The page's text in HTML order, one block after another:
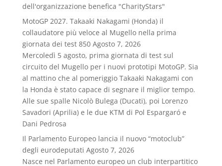
dell'organizzazione benefica "CharityStars"
MotoGP 2027. Takaaki Nakagami (Honda) il
collaudatore più veloce al Mugello nella prima
giornata dei test 850 Agosto 7, 2026
Mercoledì 5 agosto, prima giornata di test sul
circuito del Mugello per i nuovi prototipi MotoGP. Sia
al mattino che al pomeriggio Takaaki Nakagami con
la Honda è stato capace di segnare il miglior tempo.
Alle sue spalle Nicolò Bulega (Ducati), poi Lorenzo
Savadori (Aprilia) e le due KTM di Pol Espargaró e
Dani Pedrosa
Il Parlamento Europeo lancia il nuovo “motoclub”
degli eurodeputati Agosto 7, 2026
Nasce nel Parlamento europeo un club interpartitico